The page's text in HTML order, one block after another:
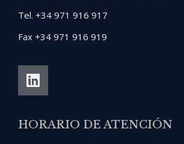
Tel. +34 971 916 917
Fax +34 971 916 919
HORARIO DE ATENCIÓN